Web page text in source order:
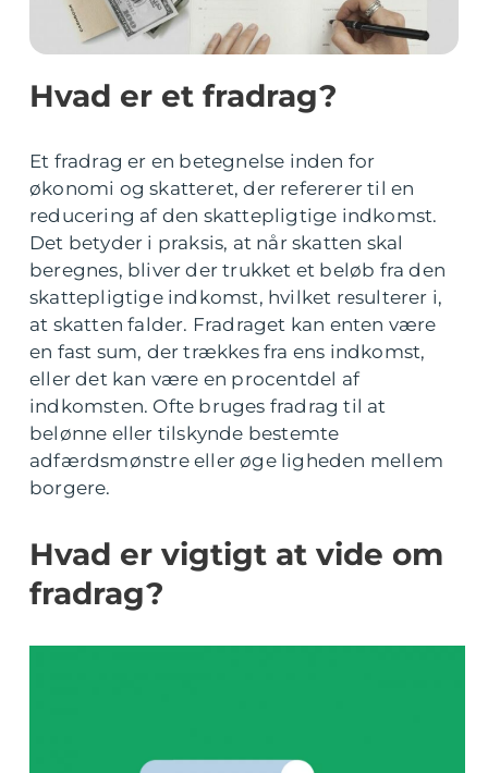
Hvad er et fradrag?
Et fradrag er en betegnelse inden for
økonomi og skatteret, der refererer til en
reducering af den skattepligtige indkomst.
Det betyder i praksis, at når skatten skal
beregnes, bliver der trukket et beløb fra den
skattepligtige indkomst, hvilket resulterer i,
at skatten falder. Fradraget kan enten være
en fast sum, der trækkes fra ens indkomst,
eller det kan være en procentdel af
indkomsten. Ofte bruges fradrag til at
belønne eller tilskynde bestemte
adfærdsmønstre eller øge ligheden mellem
borgere.
Hvad er vigtigt at vide om
fradrag?